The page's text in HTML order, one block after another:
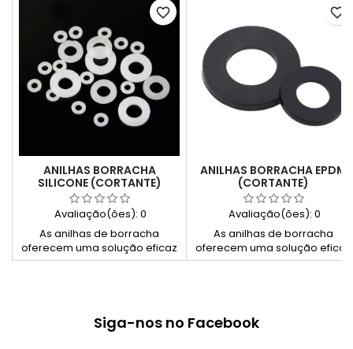
ANILHAS BORRACHA
SILICONE (CORTANTE)
Avaliação(ões): 0
As anilhas de borracha
oferecem uma solução eficaz
para absorção de impacto e
qualidade, proporcionam
proteção contra vibrações e
favorite_border
ANILHAS BORRACHA EPDM
(CORTANTE)
Avaliação(ões): 0
As anilhas de borracha
oferecem uma solução eficaz
para absorção de impacto e
qualidade, proporcionam
proteção contra vibrações e
favorite_border
Siga-nos no Facebook